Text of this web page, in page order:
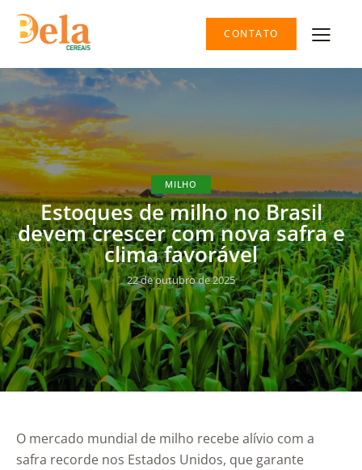
CONTATO
MILHO
Estoques de milho no Brasil
devem crescer com nova safra e
clima favorável
22 de outubro de 2025
O mercado mundial de milho recebe alívio com a
safra recorde nos Estados Unidos, que garante